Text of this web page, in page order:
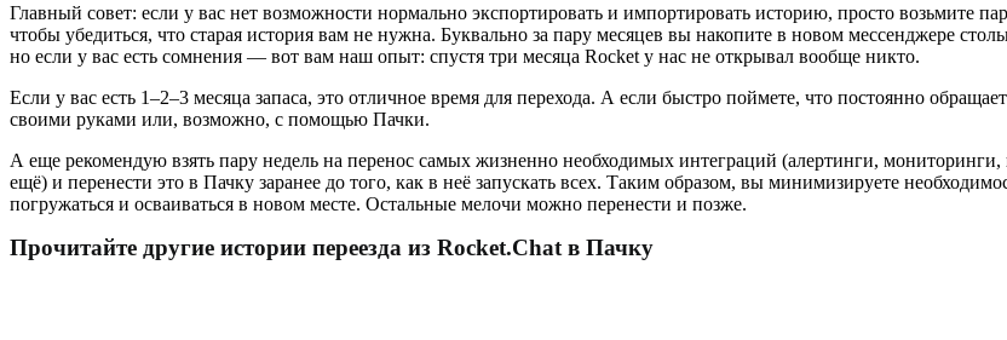
Главный совет: если у вас нет возможности нормально экспортировать и импортировать историю, просто возьмите
чтобы убедиться, что старая история вам не нужна. Буквально за пару месяцев вы накопите в новом мессенджере
но если у вас есть сомнения — вот вам наш опыт: спустя три месяца Rocket у нас не открывал вообще никто.
Если у вас есть 1–2–3 месяца запаса, это отличное время для перехода. А если быстро поймете, что постоянно
своими руками или, возможно, с помощью Пачки.
А еще рекомендую взять пару недель на перенос самых жизненно необходимых интеграций (алертинги,
ещё) и перенести это в Пачку заранее до того, как в неё запускать всех. Таким образом, вы минимизируете
погружаться и осваиваться в новом месте. Остальные мелочи можно перенести и позже.
Прочитайте другие истории переезда из Rocket.Chat в Пачку